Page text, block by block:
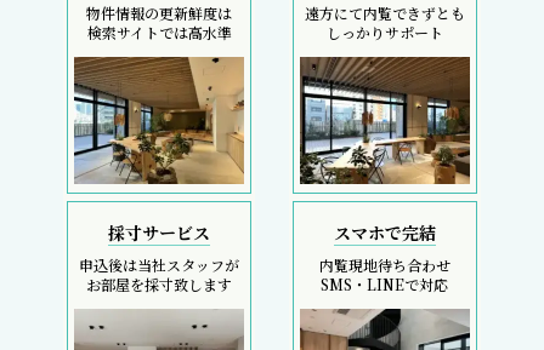
物件情報の更新鮮度は
検索サイトでは高水準
遠方にて内覧できずとも
しっかりサポート
採寸サービス
申込後は当社スタッフが
お部屋を採寸致します
スマホで完結
内覧現地待ち合わせ
SMS・LINEで対応